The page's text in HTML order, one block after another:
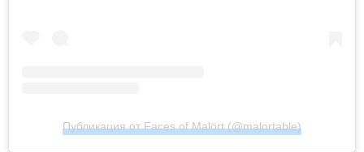
Публикация от Faces of Malört (@malortable)